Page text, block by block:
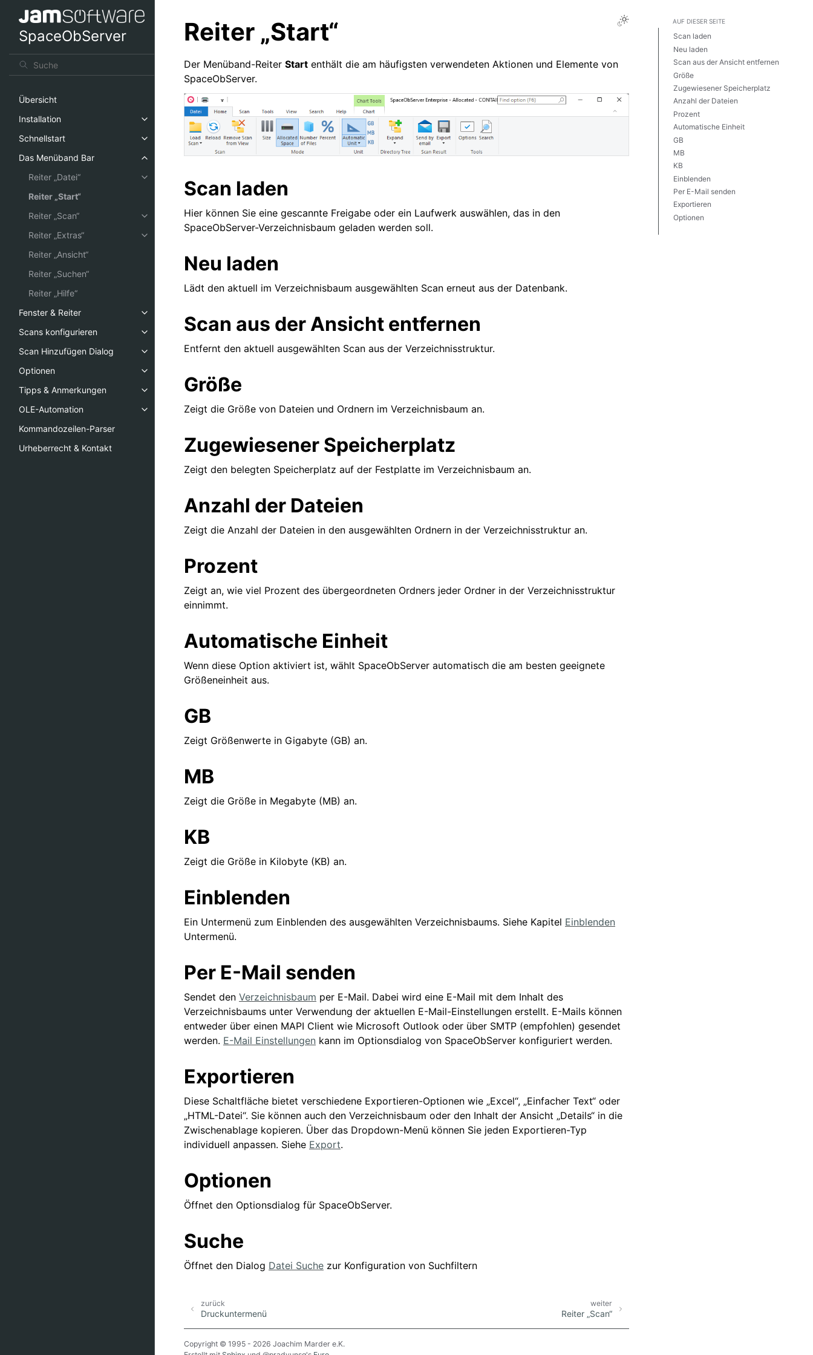
SpaceObServer
Übersicht
Installation
Schnellstart
Das Menüband Bar
Reiter „Datei“
Reiter „Start“
Reiter „Scan“
Reiter „Extras“
Reiter „Ansicht“
Reiter „Suchen“
Reiter „Hilfe“
Fenster & Reiter
Scans konfigurieren
Scan Hinzufügen Dialog
Optionen
Tipps & Anmerkungen
OLE-Automation
Kommandozeilen-Parser
Urheberrecht & Kontakt
Reiter „Start“
Der Menüband-Reiter Start enthält die am häufigsten verwendeten Aktionen und Elemente von
SpaceObServer.
Scan laden
Hier können Sie eine gescannte Freigabe oder ein Laufwerk auswählen, das in den
SpaceObServer-Verzeichnisbaum geladen werden soll.
Neu laden
Lädt den aktuell im Verzeichnisbaum ausgewählten Scan erneut aus der Datenbank.
Scan aus der Ansicht entfernen
Entfernt den aktuell ausgewählten Scan aus der Verzeichnisstruktur.
Größe
Zeigt die Größe von Dateien und Ordnern im Verzeichnisbaum an.
Zugewiesener Speicherplatz
Zeigt den belegten Speicherplatz auf der Festplatte im Verzeichnisbaum an.
Anzahl der Dateien
Zeigt die Anzahl der Dateien in den ausgewählten Ordnern in der Verzeichnisstruktur an.
Prozent
Zeigt an, wie viel Prozent des übergeordneten Ordners jeder Ordner in der Verzeichnisstruktur
einnimmt.
Automatische Einheit
Wenn diese Option aktiviert ist, wählt SpaceObServer automatisch die am besten geeignete
Größeneinheit aus.
GB
Zeigt Größenwerte in Gigabyte (GB) an.
MB
Zeigt die Größe in Megabyte (MB) an.
KB
Zeigt die Größe in Kilobyte (KB) an.
Einblenden
Ein Untermenü zum Einblenden des ausgewählten Verzeichnisbaums. Siehe Kapitel Einblenden
Untermenü.
Per E-Mail senden
Sendet den Verzeichnisbaum per E-Mail. Dabei wird eine E-Mail mit dem Inhalt des
Verzeichnisbaums unter Verwendung der aktuellen E-Mail-Einstellungen erstellt. E-Mails können
entweder über einen MAPI Client wie Microsoft Outlook oder über SMTP (empfohlen) gesendet
werden. E-Mail Einstellungen kann im Optionsdialog von SpaceObServer konfiguriert werden.
Exportieren
Diese Schaltfläche bietet verschiedene Exportieren-Optionen wie „Excel“, „Einfacher Text“ oder
„HTML-Datei“. Sie können auch den Verzeichnisbaum oder den Inhalt der Ansicht „Details“ in die
Zwischenablage kopieren. Über das Dropdown-Menü können Sie jeden Exportieren-Typ
individuell anpassen. Siehe Export.
Optionen
Öffnet den Optionsdialog für SpaceObServer.
Suche
Öffnet den Dialog Datei Suche zur Konfiguration von Suchfiltern
weiter
Reiter „Scan“
zurück
Druckuntermenü
Copyright © 1995 - 2026 Joachim Marder e.K.
AUF DIESER SEITE
Scan laden
Neu laden
Scan aus der Ansicht entfernen
Größe
Zugewiesener Speicherplatz
Anzahl der Dateien
Prozent
Automatische Einheit
GB
MB
KB
Einblenden
Per E-Mail senden
Exportieren
Optionen